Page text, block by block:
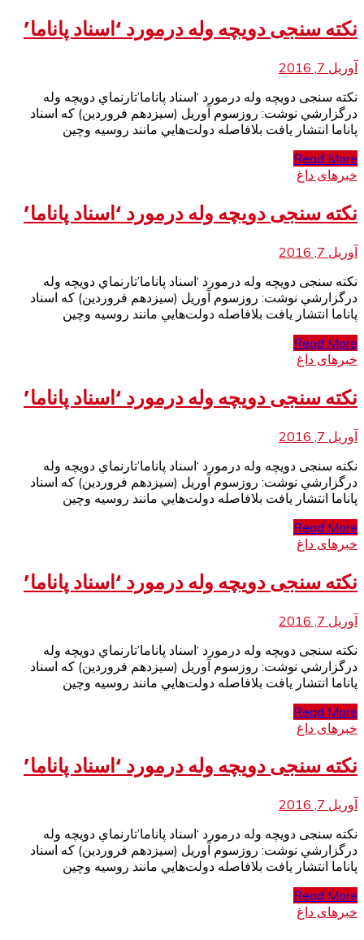
نکته سنجی دويچه وله درمورد ‘اسناد پاناما’
آوریل 7, 2016
نکته سنجی دويچه وله درمورد ‘اسناد پاناما’تارنماي دويچه وله
درگزارشي نوشت: روزسوم آوريل (سيزدهم فروردين) كه اسناد
پاناما انتشار يافت بلافاصله دولت‌هايي مانند روسيه وچين
Read More
خبرهای داغ
نکته سنجی دويچه وله درمورد ‘اسناد پاناما’
آوریل 7, 2016
نکته سنجی دويچه وله درمورد ‘اسناد پاناما’تارنماي دويچه وله
درگزارشي نوشت: روزسوم آوريل (سيزدهم فروردين) كه اسناد
پاناما انتشار يافت بلافاصله دولت‌هايي مانند روسيه وچين
Read More
خبرهای داغ
نکته سنجی دويچه وله درمورد ‘اسناد پاناما’
آوریل 7, 2016
نکته سنجی دويچه وله درمورد ‘اسناد پاناما’تارنماي دويچه وله
درگزارشي نوشت: روزسوم آوريل (سيزدهم فروردين) كه اسناد
پاناما انتشار يافت بلافاصله دولت‌هايي مانند روسيه وچين
Read More
خبرهای داغ
نکته سنجی دويچه وله درمورد ‘اسناد پاناما’
آوریل 7, 2016
نکته سنجی دويچه وله درمورد ‘اسناد پاناما’تارنماي دويچه وله
درگزارشي نوشت: روزسوم آوريل (سيزدهم فروردين) كه اسناد
پاناما انتشار يافت بلافاصله دولت‌هايي مانند روسيه وچين
Read More
خبرهای داغ
نکته سنجی دويچه وله درمورد ‘اسناد پاناما’
آوریل 7, 2016
نکته سنجی دويچه وله درمورد ‘اسناد پاناما’تارنماي دويچه وله
درگزارشي نوشت: روزسوم آوريل (سيزدهم فروردين) كه اسناد
پاناما انتشار يافت بلافاصله دولت‌هايي مانند روسيه وچين
Read More
خبرهای داغ